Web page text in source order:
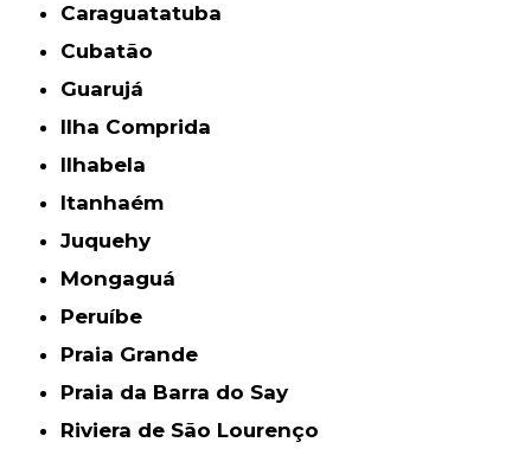
Caraguatatuba
Cubatão
Guarujá
Ilha Comprida
Ilhabela
Itanhaém
Juquehy
Mongaguá
Peruíbe
Praia Grande
Praia da Barra do Say
Riviera de São Lourenço